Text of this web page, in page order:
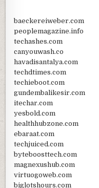
baeckereiweber.com
peoplemagazine.info
techashes.com
canyouwash.co
havadisantalya.com
techdtimes.com
techieboot.com
gundembalikesir.com
itechar.com
yesbold.com
healthhubzone.com
ebaraat.com
techjuiced.com
byteboosttech.com
magnexushub.com
virtuogoweb.com
biglotshours.com